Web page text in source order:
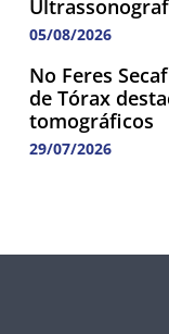
05/08/2026
No Feres
de Tórax
tomográficos
29/07/2026